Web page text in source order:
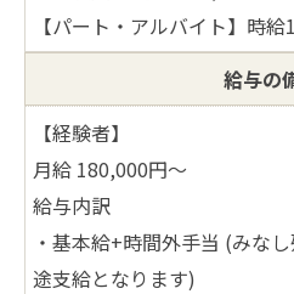
【パート・アルバイト】時
給与の
【経験者】
月給 180,000円～
給与内訳
・基本給+時間外手当 (みな
途支給となります)